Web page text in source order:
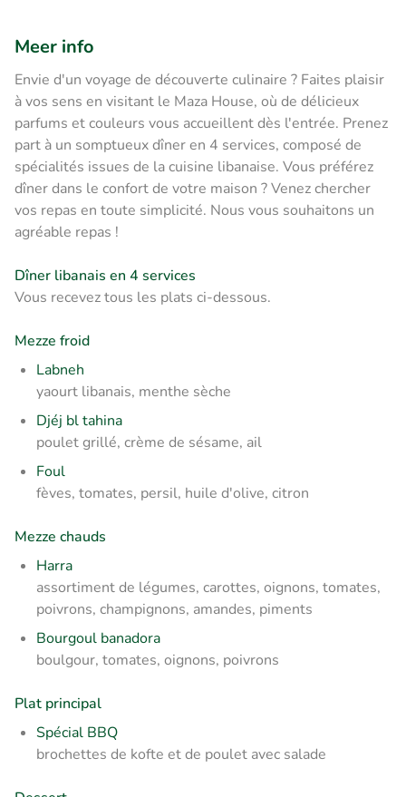
Meer info
Envie d'un voyage de découverte culinaire ? Faites plaisir
à vos sens en visitant le Maza House, où de délicieux
parfums et couleurs vous accueillent dès l'entrée. Prenez
part à un somptueux dîner en 4 services, composé de
spécialités issues de la cuisine libanaise. Vous préférez
dîner dans le confort de votre maison ? Venez chercher
vos repas en toute simplicité. Nous vous souhaitons un
agréable repas !
Dîner libanais en 4 services
Vous recevez tous les plats ci-dessous.
Mezze froid
Labneh
yaourt libanais, menthe sèche
Djéj bl tahina
poulet grillé, crème de sésame, ail
Foul
fèves, tomates, persil, huile d'olive, citron
Mezze chauds
Harra
assortiment de légumes, carottes, oignons, tomates,
poivrons, champignons, amandes, piments
Bourgoul banadora
boulgour, tomates, oignons, poivrons
Plat principal
Spécial BBQ
brochettes de kofte et de poulet avec salade